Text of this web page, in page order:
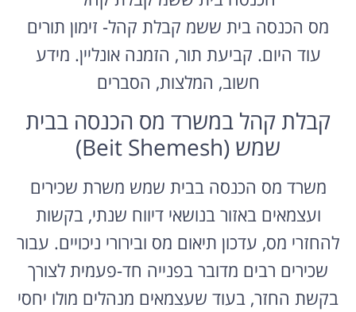
מס הכנסה בית ששמ קבלת קהל- זימון תורים
עוד היום. קביעת תור, הזמנה אונליין. מידע
חשוב, המלצות, הסברים
קבלת קהל במשרד מס הכנסה בבית
שמש (Beit Shemesh)
משרד מס הכנסה בבית שמש משרת שכירים
ועצמאים באזור בנושאי דיווח שנתי, בקשות
להחזרי מס, עדכון תיאום מס ובירורי ניכויים. עבור
שכירים רבים מדובר בפנייה חד-פעמית לצורך
בקשת החזר, בעוד שעצמאים מנהלים מולו יחסי